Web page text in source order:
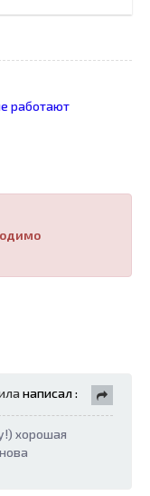
работают
написал :
хорошая